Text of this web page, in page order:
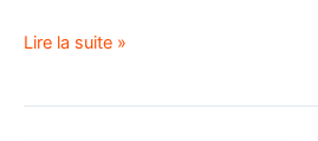
Lire la suite »